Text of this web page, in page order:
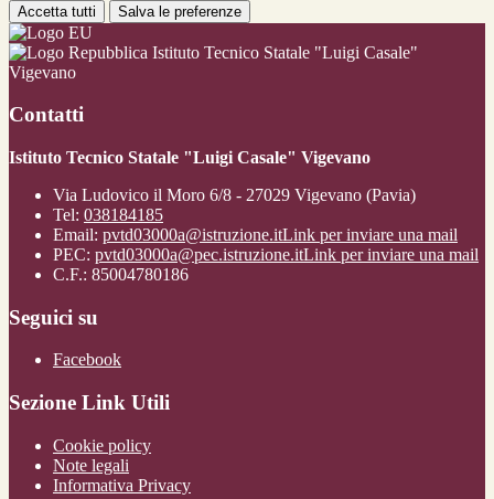
Accetta tutti Salva le preferenze
Istituto Tecnico Statale "Luigi Casale"
Vigevano
Contatti
Istituto Tecnico Statale "Luigi Casale" Vigevano
Via Ludovico il Moro 6/8 - 27029 Vigevano (Pavia)
Tel: 038184185
Email: pvtd03000a@istruzione.itLink per inviare una mail
PEC: pvtd03000a@pec.istruzione.itLink per inviare una mail
C.F.: 85004780186
Seguici su
Facebook
Sezione Link Utili
Cookie policy
Note legali
Informativa Privacy